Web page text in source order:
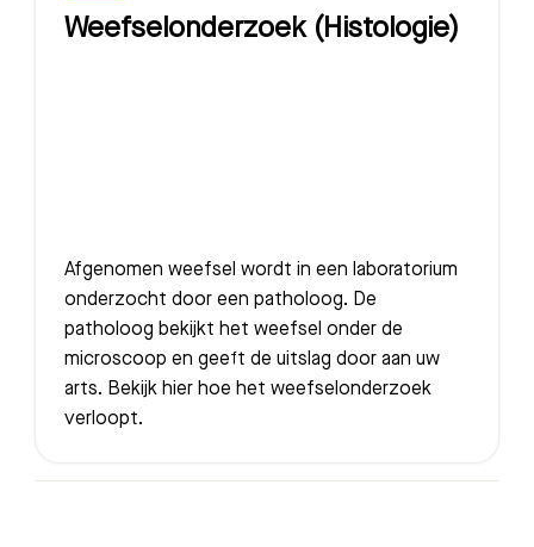
Weefselonderzoek (Histologie)
Afgenomen weefsel wordt in een laboratorium
onderzocht door een patholoog. De
patholoog bekijkt het weefsel onder de
microscoop en geeft de uitslag door aan uw
arts. Bekijk hier hoe het weefselonderzoek
verloopt.